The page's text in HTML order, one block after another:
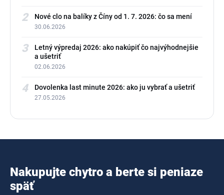
2 Nové clo na balíky z Číny od 1. 7. 2026: čo sa mení
30.06.2026
3
Letný výpredaj 2026: ako nakúpiť čo najvýhodnejšie
a ušetriť
02.06.2026
4 Dovolenka last minute 2026: ako ju vybrať a ušetriť
27.05.2026
Nakupujte chytro a berte si peniaze
späť